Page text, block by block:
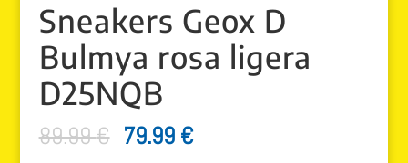
Sneakers Geox D
Bulmya rosa ligera
D25NQB
89.99€ El
79.99 €El